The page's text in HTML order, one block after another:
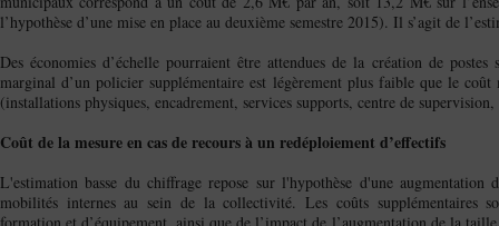
l’hypothèse d’une mise en place au deuxième semestre 2015). Il s’agit de
Des économies d’échelle pourraient être attendues de la création de
marginal d’un policier supplémentaire est légèrement plus faible que le
(installations physiques, encadrement, services supports, centre de
Coût de la mesure en cas de recours à un redéploiement d’effectifs
L'estimation basse du chiffrage repose sur l'hypothèse d'une augmentation
mobilités internes au sein de la collectivité. Les coûts supplémentaires